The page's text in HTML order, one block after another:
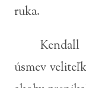
ruka.
úsmev